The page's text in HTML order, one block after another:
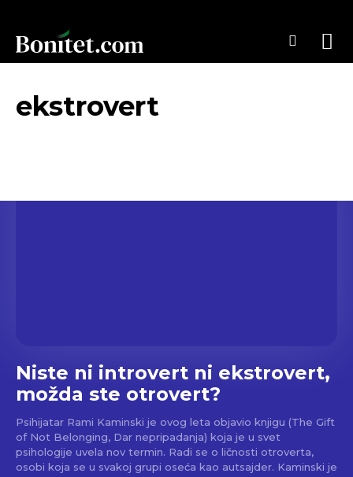
ekstrovert
Niste ni introvert ni ekstrovert,
možda ste otrovert?
Psihijatar Rami Kaminski je ovog leta objavio knjigu (The Gift
of Not Belonging, Dar nepripadanja) koja je u svet
psihologije uvela nov termin. Radi se o ličnosti otroverta,
osobi koja se u svakoj grupi oseća kao autsajder. Kaminski je